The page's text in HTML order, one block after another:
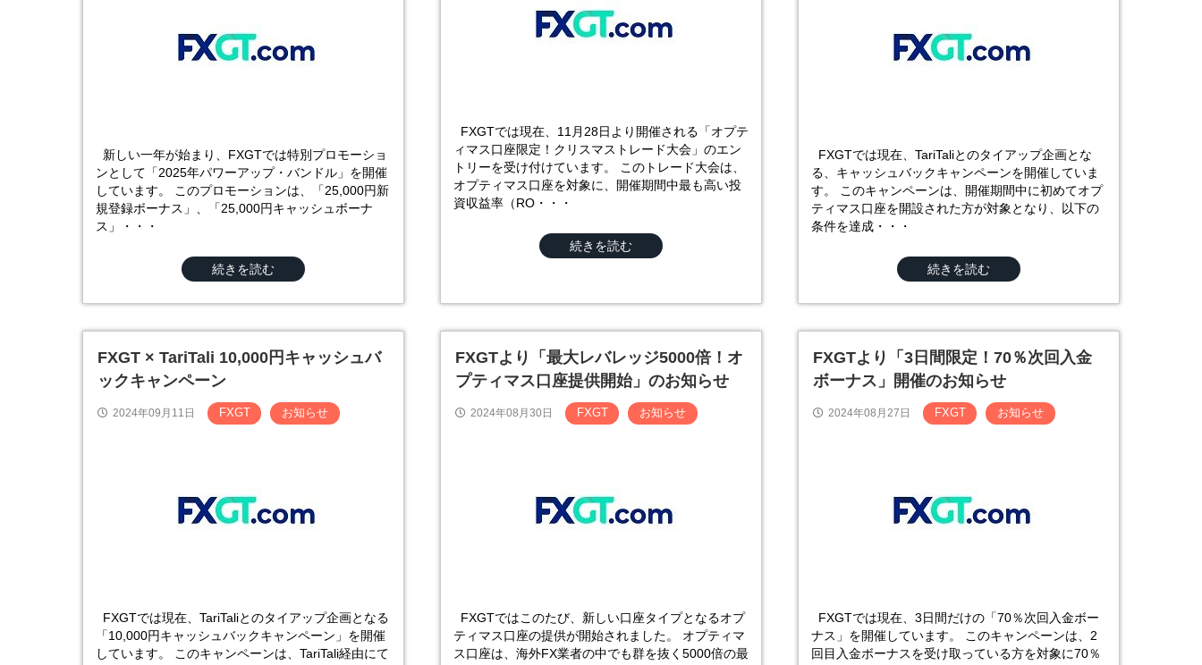
新しい一年が始まり、FXGTでは特別プロモーショ
ンとして「2025年パワーアップ・バンドル」を開催
しています。 このプロモーションは、「25,000円新
規登録ボーナス」、「25,000円キャッシュボーナ
ス」・・・
続きを読む
FXGTでは現在、11月28日より開催される「オプテ
ィマス口座限定！クリスマストレード大会」のエン
トリーを受け付けています。 このトレード大会は、
オプティマス口座を対象に、開催期間中最も高い投
資収益率（RO・・・
続きを読む
FXGTでは現在、TariTaliとのタイアップ企画とな
る、キャッシュバックキャンペーンを開催していま
す。 このキャンペーンは、開催期間中に初めてオプ
ティマス口座を開設された方が対象となり、以下の
条件を達成・・・
続きを読む
FXGT × TariTali 10,000円キャッシュバ
ックキャンペーン
2024年09月11日 FXGT お知らせ
FXGTでは現在、TariTaliとのタイアップ企画となる
「10,000円キャッシュバックキャンペーン」を開催
しています。 このキャンペーンは、TariTali経由にて
FXGTより「最大レバレッジ5000倍！オ
プティマス口座提供開始」のお知らせ
2024年08月30日 FXGT お知らせ
FXGTではこのたび、新しい口座タイプとなるオプ
ティマス口座の提供が開始されました。 オプティマ
ス口座は、海外FX業者の中でも群を抜く5000倍の最
FXGTより「3日間限定！70％次回入金
ボーナス」開催のお知らせ
2024年08月27日 FXGT お知らせ
FXGTでは現在、3日間だけの「70％次回入金ボー
ナス」を開催しています。 このキャンペーンは、2
回目入金ボーナスを受け取っている方を対象に70％